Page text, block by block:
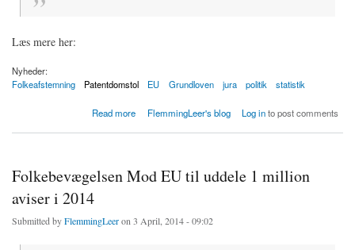
Læs mere her:
Nyheder:
Folkeafstemning
Patentdomstol EU Grundloven jura politik statistik
Read more
about 30 procent tvivlere blandt Ingeniører om Patentdomstolen
FlemmingLeer's blog Log into post comments
Folkebevægelsen Mod EU til uddele 1 million
aviser i 2014
Submitted byFlemmingLeeron 3 April, 2014 - 09:02